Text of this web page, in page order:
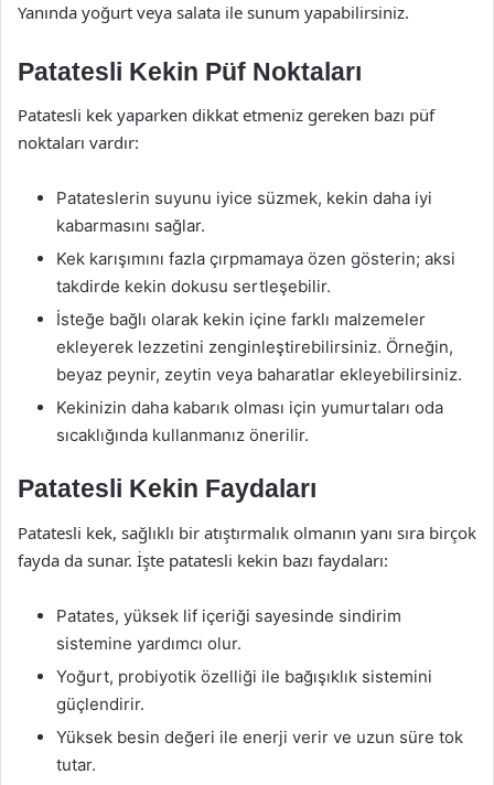
Yanında yoğurt veya salata ile sunum yapabilirsiniz.
Patatesli Kekin Püf Noktaları
Patatesli kek yaparken dikkat etmeniz gereken bazı püf
noktaları vardır:
Patateslerin suyunu iyice süzmek, kekin daha iyi
kabarmasını sağlar.
Kek karışımını fazla çırpmamaya özen gösterin; aksi
takdirde kekin dokusu sertleşebilir.
İsteğe bağlı olarak kekin içine farklı malzemeler
ekleyerek lezzetini zenginleştirebilirsiniz. Örneğin,
beyaz peynir, zeytin veya baharatlar ekleyebilirsiniz.
Kekinizin daha kabarık olması için yumurtaları oda
sıcaklığında kullanmanız önerilir.
Patatesli Kekin Faydaları
Patatesli kek, sağlıklı bir atıştırmalık olmanın yanı sıra birçok
fayda da sunar. İşte patatesli kekin bazı faydaları:
Patates, yüksek lif içeriği sayesinde sindirim
sistemine yardımcı olur.
Yoğurt, probiyotik özelliği ile bağışıklık sistemini
güçlendirir.
Yüksek besin değeri ile enerji verir ve uzun süre tok
tutar.